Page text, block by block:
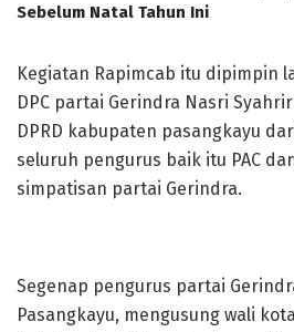
Sebelum Natal Tahun Ini
Kegiatan Rapimcab itu dipimpin
DPC partai Gerindra Nasri
DPRD kabupaten pasangkayu
seluruh pengurus baik itu PAC
simpatisan partai Gerindra.
Segenap pengurus partai
Pasangkayu, mengusung wali